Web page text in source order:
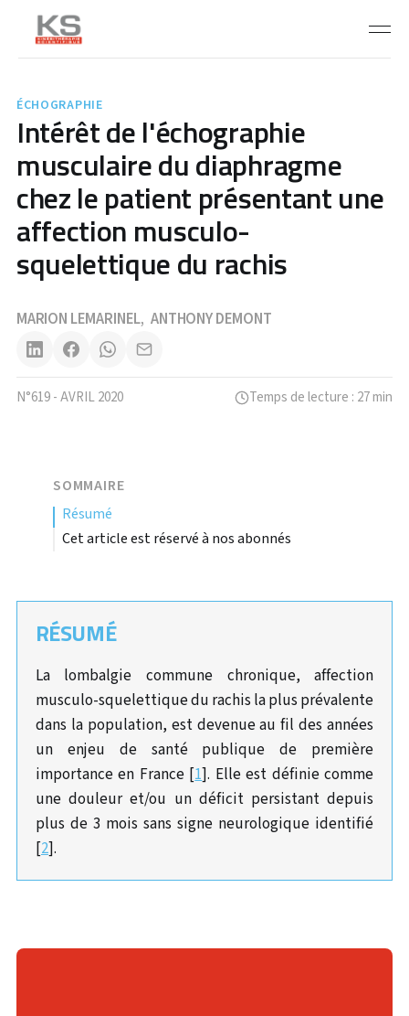
ÉCHOGRAPHIE
Intérêt de l'échographie
musculaire du diaphragme
chez le patient présentant une
affection musculo-
squelettique du rachis
MARION LEMARINEL,ANTHONY DEMONT
N°619 - AVRIL 2020 Temps de lecture : 27 min
SOMMAIRE
résumé
Cet article est réservé à nos abonnés
RÉSUMÉ
La lombalgie commune chronique, affection
musculo-squelettique du rachis la plus prévalente
dans la population, est devenue au fil des années
un enjeu de santé publique de première
importance en France [1]. Elle est définie comme
une douleur et/ou un déficit persistant depuis
plus de 3 mois sans signe neurologique identifié
[2].